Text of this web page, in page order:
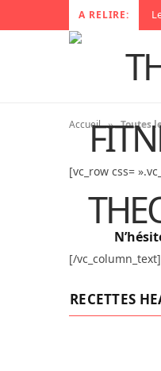
A RELIRE:
Accueil » Toutes
[vc_row css=
[/
RECETTES